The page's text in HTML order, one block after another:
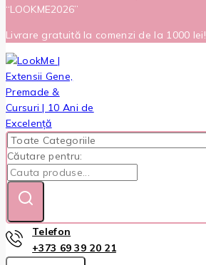
“LOOKME2026”
Livrare gratuită la comenzi de la 1000 lei!
Căutare pentru:
Telefon
+373 69 39 20 21